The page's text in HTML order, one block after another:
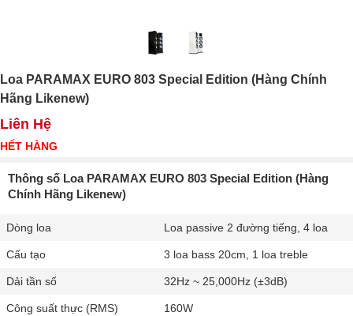
Loa PARAMAX EURO 803 Special Edition (Hàng Chính
Hãng Likenew)
Liên Hệ
HẾT HÀNG
Thông số Loa PARAMAX EURO 803 Special Edition (Hàng
Chính Hãng Likenew)
Dòng loa Loa passive 2 đường tiếng, 4 loa
Cấu tạo 3 loa bass 20cm, 1 loa treble
Dải tần số 32Hz ~ 25,000Hz (±3dB)
Công suất thực (RMS) 160W